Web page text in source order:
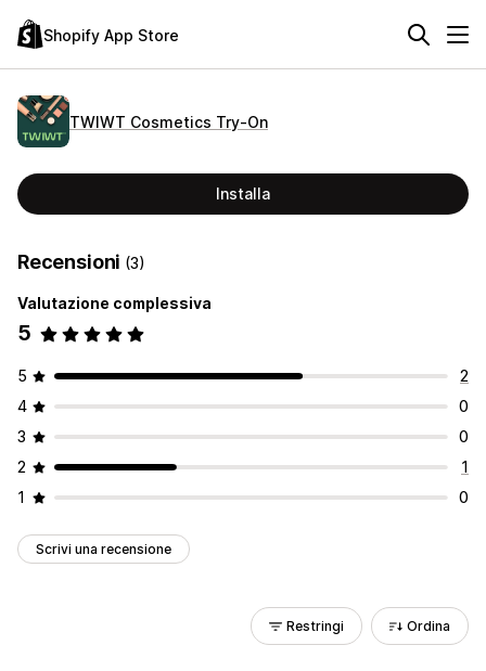
Shopify App Store
TWIWT Cosmetics Try‑On
Installa
Recensioni (3)
Valutazione complessiva
5
5
2
4
0
3
0
2
1
1
0
Scrivi una recensione
Restringi Ordina